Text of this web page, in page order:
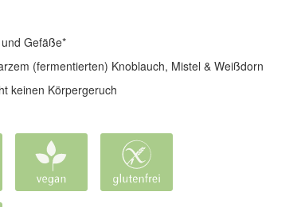
Gefäße*
(fermentierten) Knoblauch, Mistel & Weißdorn
keinen Körpergeruch